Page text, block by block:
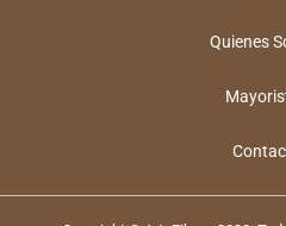
Quienes